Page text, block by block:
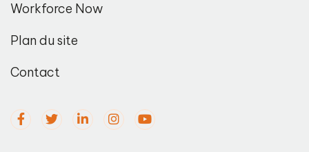
Workforce Now
Plan du site
Contact